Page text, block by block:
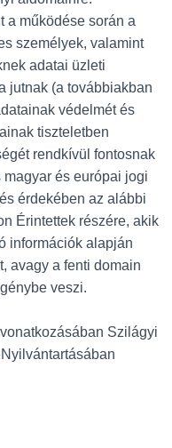
a működése során a
személyek, valamint
adatai üzleti
jutnak (a továbbiakban
védelmét és
tiszteletben
rendkívül fontosnak
és európai jogi
érdekében az alábbi
Érintettek részére, akik
információk alapján
avagy a fenti domain
veszi.
Szilágyi